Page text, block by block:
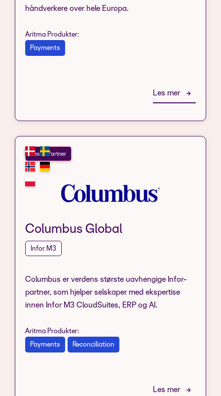
håndverkere over hele Europa.
Aritma Produkter:
Payments
Les mer
Resell Partner
Columbus Global
Infor M3
Columbus er verdens største uavhengige Infor-
partner, som hjelper selskaper med ekspertise
innen Infor M3 CloudSuites, ERP og AI.
Aritma Produkter:
Payments Reconciliation
Les mer